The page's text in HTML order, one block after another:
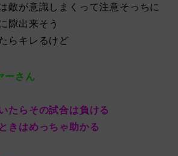
敵が意識しまくって注意そっちに
隙出来そう
らキレるけど
ーさん
たらその試合は負ける
きはめっちゃ助かる